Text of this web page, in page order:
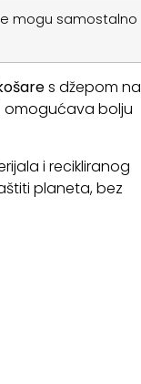
mogu samostalno
s džepom na
omogućava bolju
i recikliranog
planeta, bez